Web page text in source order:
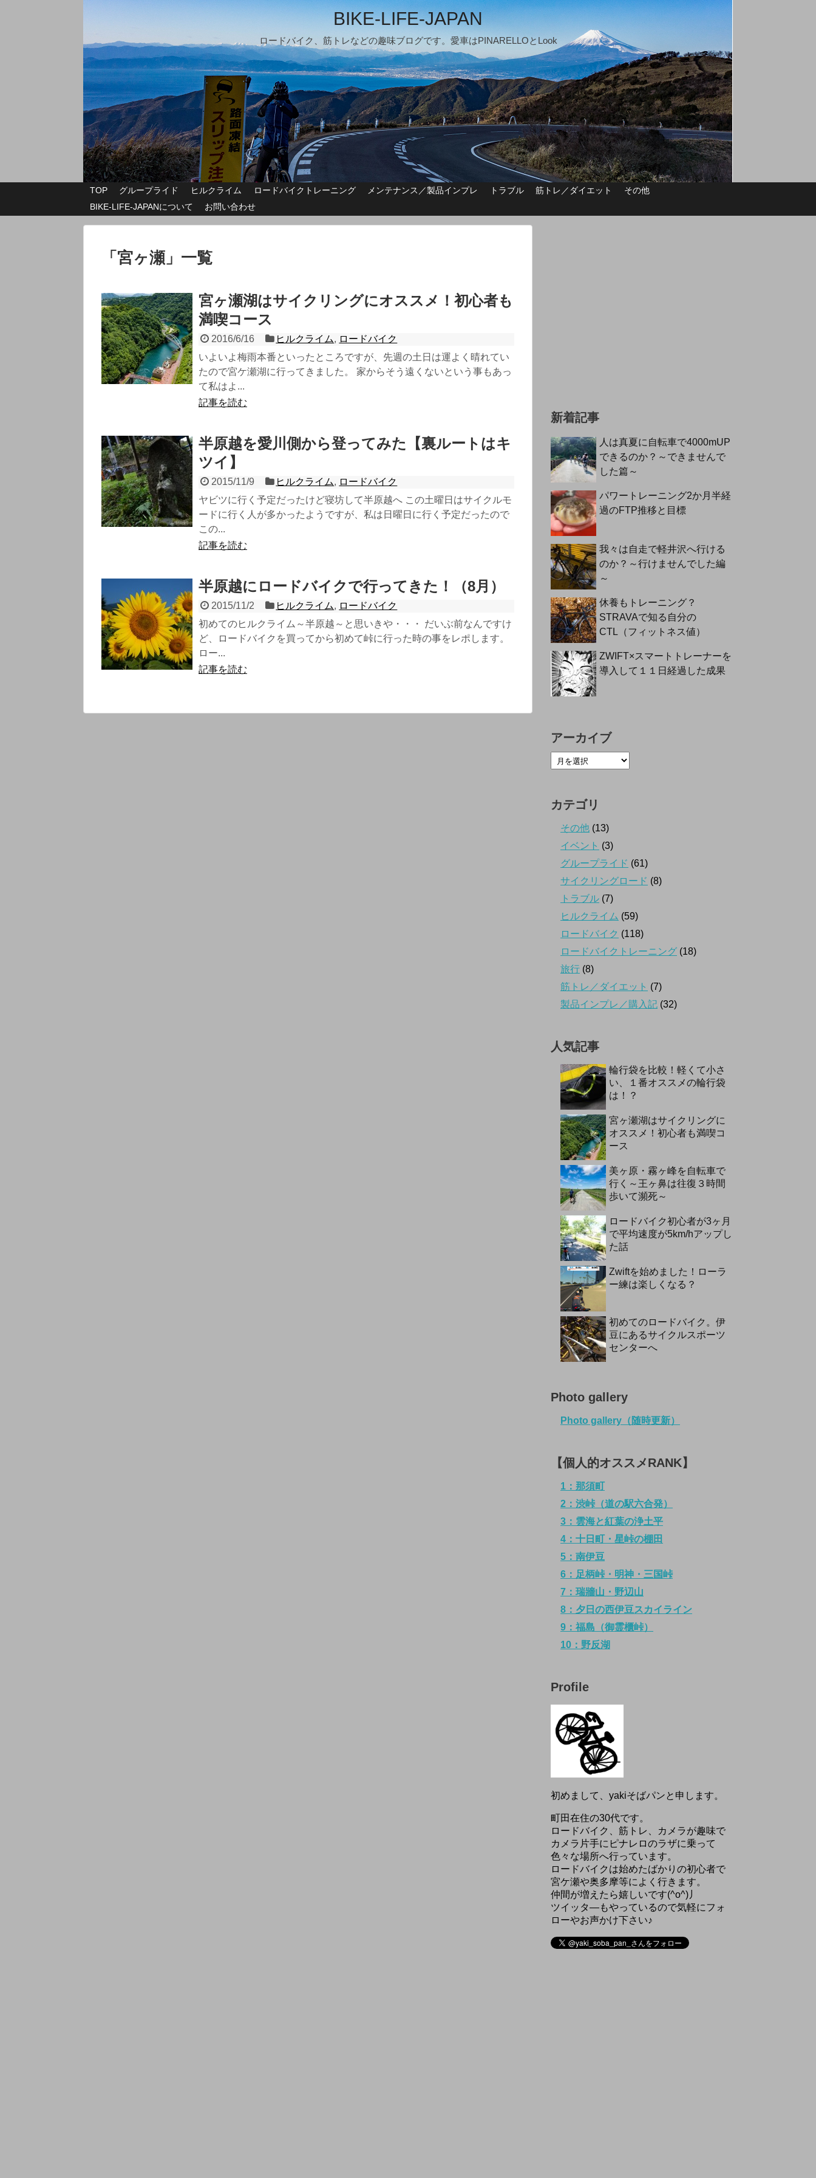
BIKE-LIFE-JAPAN
ロードバイク、筋トレなどの趣味ブログです。愛車はPINARELLOとLook
TOP グループライド ヒルクライム ロードバイクトレーニング メンテナンス／製品インプレ トラブル 筋トレ／ダイエット
その他
BIKE-LIFE-JAPANについて
お問い合わせ
「 宮ヶ瀬 」 一覧
宮ヶ瀬湖はサイクリングにオススメ！初心者も
満喫コース
2016/6/16 ヒルクライム, ロードバイク
いよいよ梅雨本番といったところですが、先週の土日は運よく晴れてい
たので宮ケ瀬湖に行ってきました。 家からそう遠くないという事もあっ
て私はよ...
記事を読む
半原越を愛川側から登ってみた【裏ルートはキ
ツイ】
2015/11/9 ヒルクライム, ロードバイク
ヤビツに行く予定だったけど寝坊して半原越へ この土曜日はサイクルモ
ードに行く人が多かったようですが、私は日曜日に行く予定だったので
この...
記事を読む
半原越にロードバイクで行ってきた！（8月）
2015/11/2 ヒルクライム, ロードバイク
初めてのヒルクライム～半原越～と思いきや・・・ だいぶ前なんですけ
ど、ロードバイクを買ってから初めて峠に行った時の事をレポします。
ロー...
記事を読む
新着記事
人は真夏に自転車で4000mUP
できるのか？～できませんで
した篇～
パワートレーニング2か月半経
過のFTP推移と目標
我々は自走で軽井沢へ行ける
のか？～行けませんでした編
～
休養もトレーニング？
STRAVAで知る自分の
CTL（フィットネス値）
ZWIFT×スマートトレーナーを
導入して１１日経過した成果
アーカイブ
カテゴリ
その他 (13)
イベント (3)
グループライド (61)
サイクリングロード (8)
トラブル (7)
ヒルクライム (59)
ロードバイク (118)
ロードバイクトレーニング (18)
旅行 (8)
筋トレ／ダイエット (7)
製品インプレ／購入記 (32)
人気記事
輪行袋を比較！軽くて小さ
い、１番オススメの輪行袋
は！？
宮ヶ瀬湖はサイクリングに
オススメ！初心者も満喫コ
ース
美ヶ原・霧ヶ峰を自転車で
行く～王ヶ鼻は往復３時間
歩いて瀕死～
ロードバイク初心者が3ヶ月
で平均速度が5km/hアップし
た話
Zwiftを始めました！ローラ
ー練は楽しくなる？
初めてのロードバイク。伊
豆にあるサイクルスポーツ
センターへ
Photo gallery
Photo gallery（随時更新）
【個人的オススメRANK】
1：那須町
2：渋峠（道の駅六合発）
3：雲海と紅葉の浄土平
4：十日町・星峠の棚田
5：南伊豆
6：足柄峠・明神・三国峠
7：瑞牆山・野辺山
8：夕日の西伊豆スカイライン
9：福島（御霊櫃峠）
10：野反湖
Profile
初めまして、yakiそばパンと申します。
町田在住の30代です。
ロードバイク、筋トレ、カメラが趣味で
カメラ片手にピナレロのラザに乗って
色々な場所へ行っています。
ロードバイクは始めたばかりの初心者で
宮ケ瀬や奥多摩等によく行きます。
仲間が増えたら嬉しいです(^o^)丿
ツイッタ―もやっているので気軽にフォ
ローやお声かけ下さい♪